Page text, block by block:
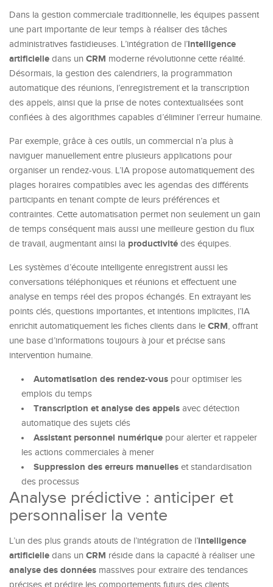
Dans la gestion commerciale traditionnelle, les équipes passent
une part importante de leur temps à réaliser des tâches
administratives fastidieuses. L’intégration de l’intelligence
artificielle dans un CRM moderne révolutionne cette réalité.
Désormais, la gestion des calendriers, la programmation
automatique des réunions, l’enregistrement et la transcription
des appels, ainsi que la prise de notes contextualisées sont
confiées à des algorithmes capables d’éliminer l’erreur humaine.
Par exemple, grâce à ces outils, un commercial n’a plus à
naviguer manuellement entre plusieurs applications pour
organiser un rendez-vous. L’IA propose automatiquement des
plages horaires compatibles avec les agendas des différents
participants en tenant compte de leurs préférences et
contraintes. Cette automatisation permet non seulement un gain
de temps conséquent mais aussi une meilleure gestion du flux
de travail, augmentant ainsi la productivité des équipes.
Les systèmes d’écoute intelligente enregistrent aussi les
conversations téléphoniques et réunions et effectuent une
analyse en temps réel des propos échangés. En extrayant les
points clés, questions importantes, et intentions implicites, l’IA
enrichit automatiquement les fiches clients dans le CRM, offrant
une base d’informations toujours à jour et précise sans
intervention humaine.
Automatisation des rendez-vous pour optimiser les
emplois du temps
Transcription et analyse des appels avec détection
automatique des sujets clés
Assistant personnel numérique pour alerter et rappeler
les actions commerciales à mener
Suppression des erreurs manuelles et standardisation
des processus
Analyse prédictive : anticiper et
personnaliser la vente
L’un des plus grands atouts de l’intégration de l’intelligence
artificielle dans un CRM réside dans la capacité à réaliser une
analyse des données massives pour extraire des tendances
précises et prédire les comportements futurs des clients.